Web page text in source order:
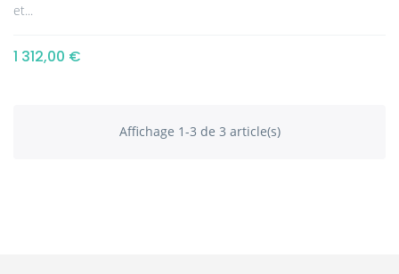
et...
1 312,00 €
Affichage 1-3 de 3 article(s)